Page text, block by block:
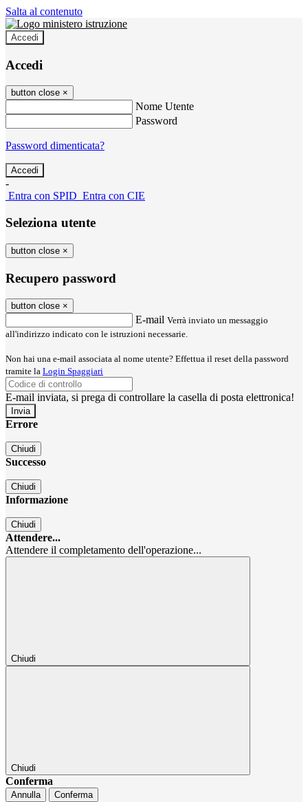
Salta al contenuto
Accedi
Accedi
button close ×
Nome Utente
Password
Password dimenticata?
-
Entra con SPID Entra con CIE
Seleziona utente
button close ×
Recupero password
button close ×
E-mail Verrà inviato un messaggio
all'indirizzo indicato con le istruzioni necessarie.
Non hai una e-mail associata al nome utente? Effettua il reset della password
tramite la Login Spaggiari
E-mail inviata, si prega di controllare la casella di posta elettronica!
Errore
Chiudi
Successo
Chiudi
Informazione
Chiudi
Attendere...
Attendere il completamento dell'operazione...
Chiudi
Chiudi
Conferma
Annulla Conferma